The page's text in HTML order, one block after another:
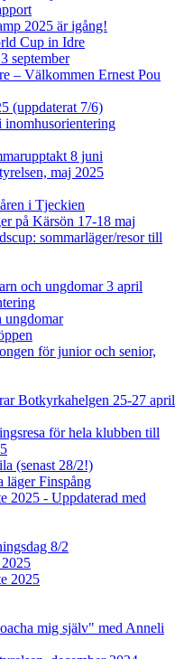
2025 är igång!
Cup in Idre
september
– Välkommen Ernest Pou
(uppdaterat 7/6)
8 juni
maj 2025
i Tjeckien
på Kärsön 17-18 maj
sommarläger/resor till
och ungdomar 3 april
ungdomar
för junior och senior,
Botkyrkahelgen 25-27 april
för hela klubben till
(senast 28/2!)
läger Finspång
2025 - Uppdaterad med
8/2
2025
mig själv" med Anneli